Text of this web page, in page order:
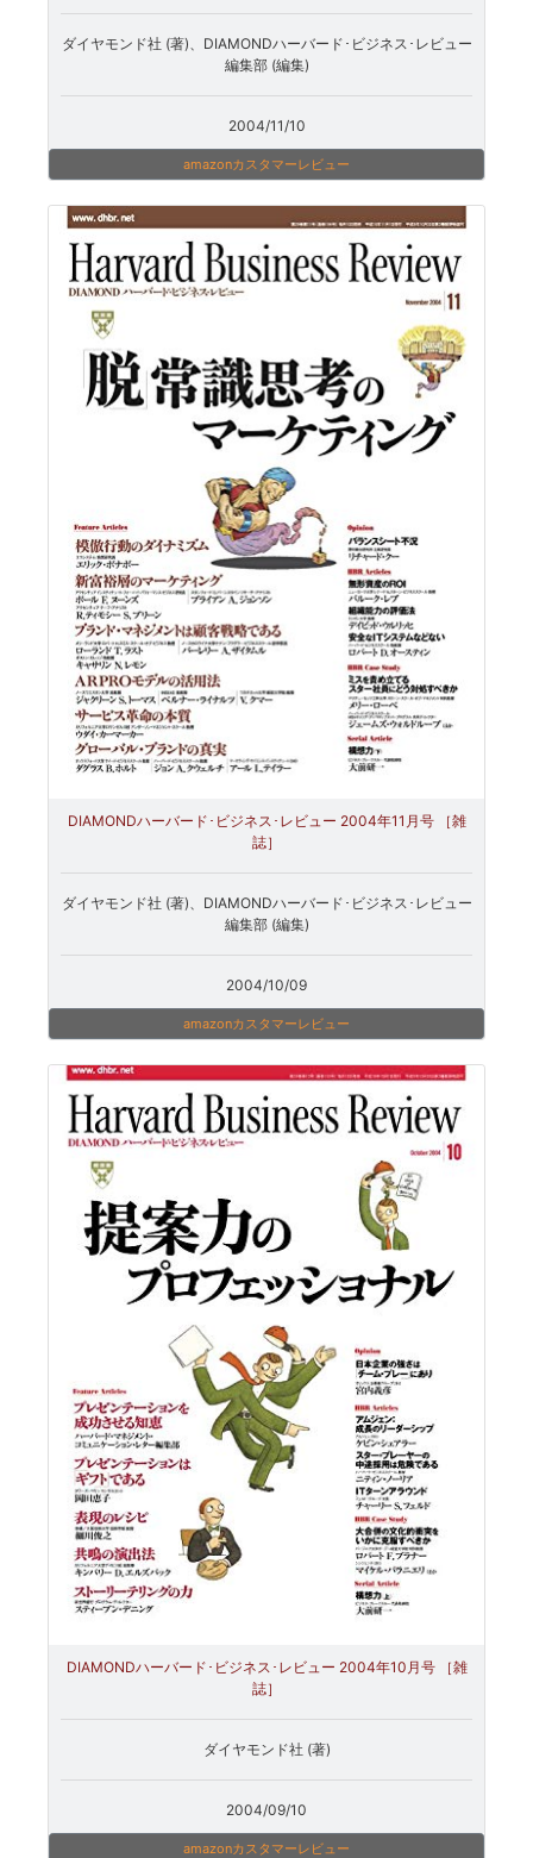
ダイヤモンド社 (著)、DIAMONDハーバード･ビジネス･レビュー
編集部 (編集)
2004/11/10
amazonカスタマーレビュー
DIAMONDハーバード･ビジネス･レビュー 2004年11月号 ［雑
誌］
ダイヤモンド社 (著)、DIAMONDハーバード･ビジネス･レビュー
編集部 (編集)
2004/10/09
amazonカスタマーレビュー
DIAMONDハーバード･ビジネス･レビュー 2004年10月号 ［雑
誌］
ダイヤモンド社 (著)
2004/09/10
amazonカスタマーレビュー